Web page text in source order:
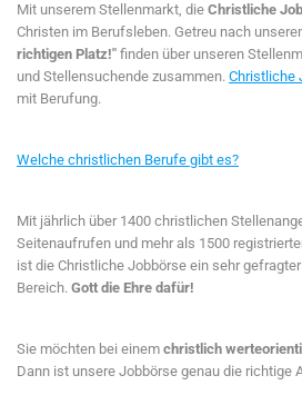
Mit unserem Stellenmarkt, die Christliche
Christen im Berufsleben. Getreu nach
richtigen Platz!" finden über unseren
und Stellensuchende zusammen. Christliche
mit Berufung.
Welche christlichen Berufe gibt es?
Mit jährlich über 1400 christlichen
Seitenaufrufen und mehr als 1500
ist die Christliche Jobbörse ein sehr
Bereich. Gott die Ehre dafür!
Sie möchten bei einem christlich
Dann ist unsere Jobbörse genau die richtige